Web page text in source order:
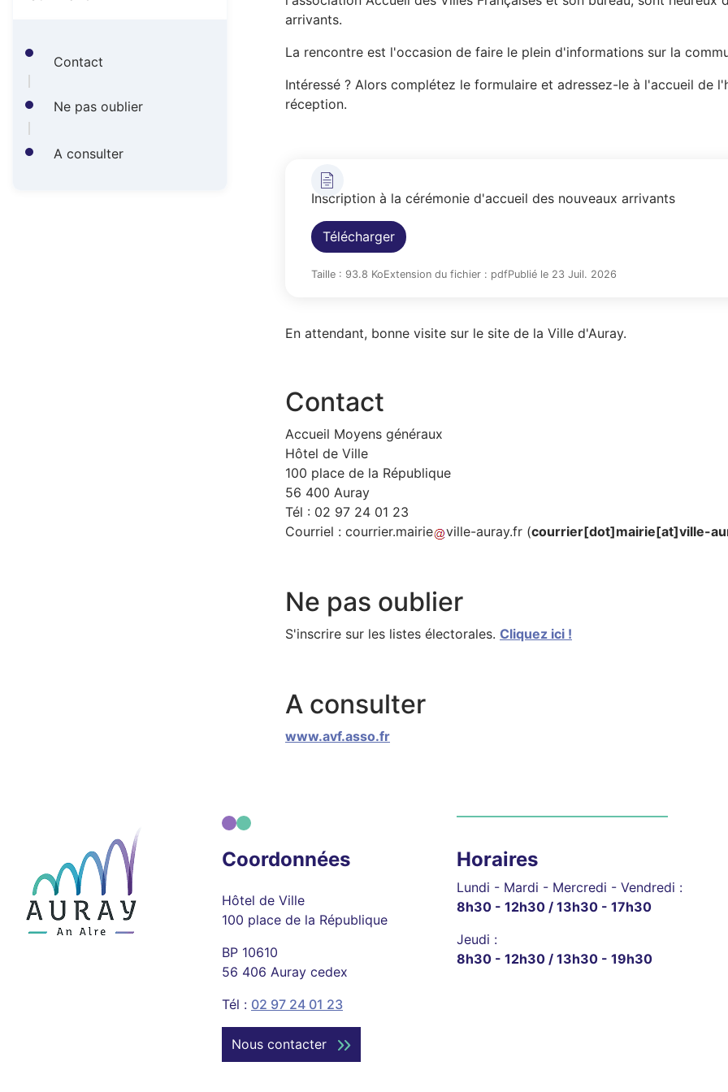
i
n
p
e
a
e
Contact
Ne pas oublier
A consulter
arrivants.
La rencontre est l'occasion de faire le plein d'informations sur la
Intéressé ? Alors complétez le formulaire et adressez-le à l'accueil de
réception.
Inscription à la cérémonie d'accueil des nouveaux arrivants
Télécharger
Taille : 93.8 KoExtension du fichier : pdfPublié le 23 Juil. 2026
En attendant, bonne visite sur le site de la Ville d'Auray.
Contact
Accueil Moyens généraux
Hôtel de Ville
100 place de la République
56 400 Auray
Tél : 02 97 24 01 23
Courriel : courrier.mairie ville-auray.fr (courrier[dot]mairie[at]ville-
Ne pas oublier
S'inscrire sur les listes électorales. Cliquez ici !
A consulter
www.avf.asso.fr
Coordonnées
Hôtel de Ville
100 place de la République
BP 10610
56 406 Auray cedex
Tél : 02 97 24 01 23
Nous contacter
Horaires
Lundi - Mardi - Mercredi - Vendredi :
8h30 - 12h30 / 13h30 - 17h30
Jeudi :
8h30 - 12h30 / 13h30 - 19h30